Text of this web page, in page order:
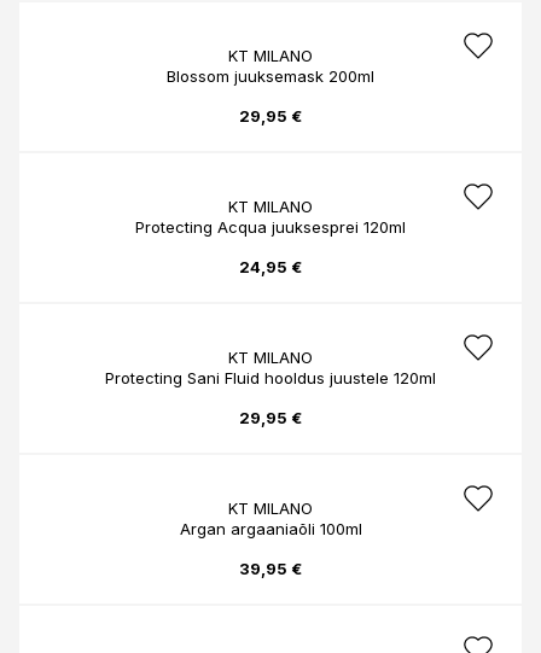
KT MILANO
Blossom juuksemask 200ml
29,95 €
KT MILANO
Protecting Acqua juuksesprei 120ml
24,95 €
KT MILANO
Protecting Sani Fluid hooldus juustele 120ml
29,95 €
KT MILANO
Argan argaaniaõli 100ml
39,95 €